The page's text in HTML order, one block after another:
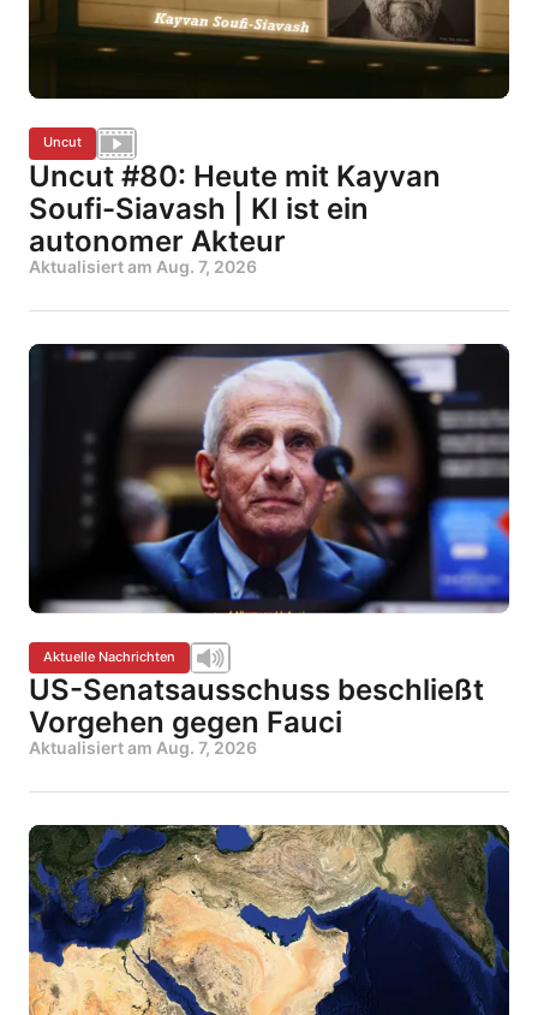
Uncut
Uncut #80: Heute mit Kayvan
Soufi-Siavash | KI ist ein
autonomer Akteur
Aktualisiert am Aug. 7, 2026
Aktuelle Nachrichten
US-Senatsausschuss beschließt
Vorgehen gegen Fauci
Aktualisiert am Aug. 7, 2026